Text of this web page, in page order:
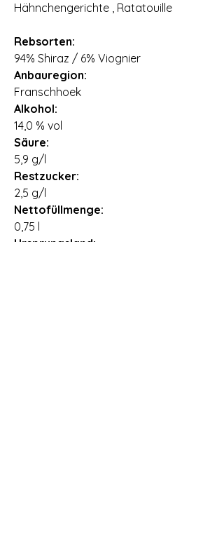
Hähnchengerichte , Ratatouille
Rebsorten:
94% Shiraz / 6% Viognier
Anbauregion:
Franschhoek
Alkohol:
14,0 % vol
Säure:
5,9 g/l
Restzucker:
2,5 g/l
Nettofüllmenge:
0,75 l
Ursprungsland: